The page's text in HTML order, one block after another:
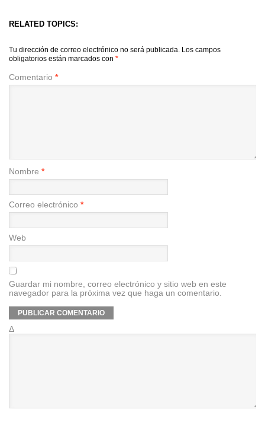
RELATED TOPICS:
Tu dirección de correo electrónico no será publicada. Los campos
obligatorios están marcados con *
Comentario *
Nombre *
Correo electrónico *
Web
Guardar mi nombre, correo electrónico y sitio web en este
navegador para la próxima vez que haga un comentario.
Δ